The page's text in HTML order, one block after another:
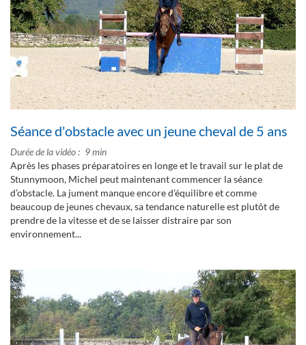
Séance d'obstacle avec un jeune cheval de 5 ans
Durée de la vidéo
9 min
Après les phases préparatoires en longe et le travail sur le plat de
Stunnymoon, Michel peut maintenant commencer la séance
d’obstacle. La jument manque encore d’équilibre et comme
beaucoup de jeunes chevaux, sa tendance naturelle est plutôt de
prendre de la vitesse et de se laisser distraire par son
environnement...